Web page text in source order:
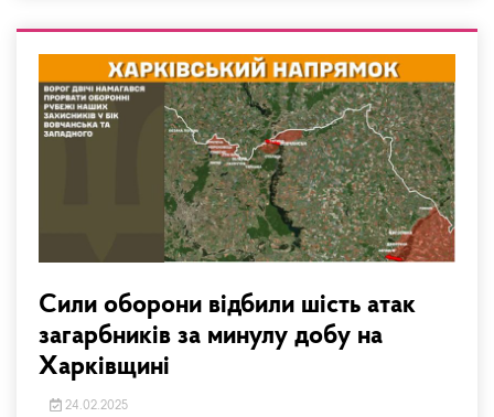
Сили оборони відбили шість атак
загарбників за минулу добу на
Харківщині
24.02.2025